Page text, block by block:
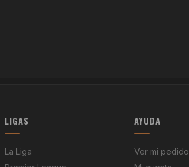
LIGAS
La Liga
AYUDA
Ver mi pedido